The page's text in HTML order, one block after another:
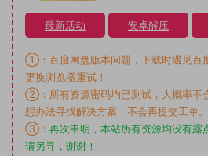
最新活动 安卓解压
①：百度网盘版本问题，下载时遇见百
更换浏览器重试！
②：所有资源密码均已测试，大概率不
想办法寻找解决方案，不会再提交工单。
③： 再次申明，本站所有资源均没有露
请另寻，谢谢！